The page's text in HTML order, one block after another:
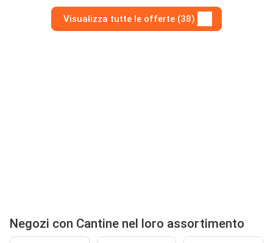
Visualizza tutte le offerte (38)
Negozi con Cantine nel loro assortimento